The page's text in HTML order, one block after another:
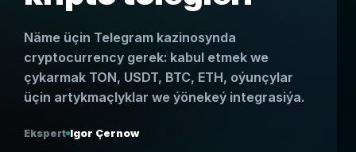
Näme üçin Telegram kazinosynda
cryptocurrency gerek: kabul etmek we
çykarmak TON, USDT, BTC, ETH, oýunçylar
üçin artykmaçlyklar we ýönekeý integrasiýa.
Ekspert Igor Çernow